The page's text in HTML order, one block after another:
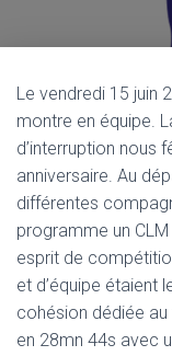
Le vendredi 15 juin
montre en équipe.
d’interruption nous
anniversaire. Au
différentes
programme un
esprit de
et d’équipe étaient
cohésion dédiée
en 28mn 44s avec